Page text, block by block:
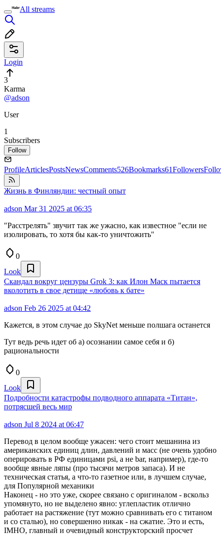
All streams
Login
3
Karma
@adson
User
1
Subscribers
Follow
ProfileArticlesPostsNewsComments526Bookmarks61Followers
Жизнь в Финляндии: честный опыт
adson Mar 31 2025 at 06:35
"Расстрелять" звучит так же ужасно, как известное "если не
изолировать, то хотя бы как-то уничтожить"
0
Look
Скандал вокруг цензуры Grok 3: как Илон Маск пытается
вколотить в свое детище «любовь к бате»
adson Feb 26 2025 at 04:42
Кажется, в этом случае до SkyNet меньше полшага останется
Тут ведь речь идет об а) осознании самое себя и б)
рациональности
0
Look
Подробности катастрофы подводного аппарата «Титан»,
потрясшей весь мир
adson Jul 8 2024 at 06:47
Перевод в целом вообще ужасен: чего стоит мешанина из
американских единиц длин, давлений и масс (не очень удобно
оперировать в РФ единицами psi, а не bar, например), где-то
вообще явные ляпы (про тысячи метров запаса). И не
техническая статья, а что-то газетное или, в лучшем случае,
для Популярной механики
Наконец - но это уже, скорее связано с оригиналом - вскольз
упомянуто, но не выделено явно: углепластик отлично
работает на растяжение (тут можно сравнивать его с титаном
и со сталью), но совершенно никак - на сжатие. Это и есть,
IMHO, главный и очевидный конструкторский просчет